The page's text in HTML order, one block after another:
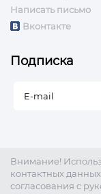
Написать письмо
Вконтакте
Подписка
Внимание!
контактных
согласования с